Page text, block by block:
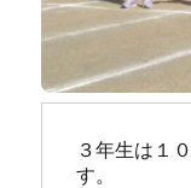
３年生は１
す。